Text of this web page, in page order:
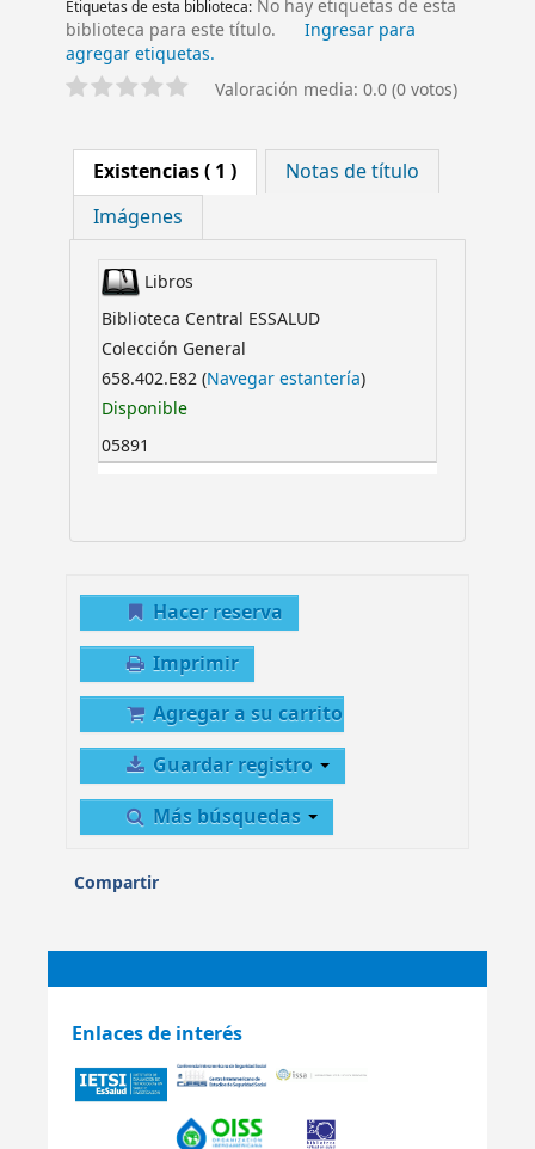
Etiquetas de esta biblioteca: No hay etiquetas de esta
biblioteca para este título.
Ingresar para
agregar etiquetas.
Valoración media: 0.0 (0 votos)
Existencias( 1 )
Notas de título
Imágenes
Libros
Biblioteca Central ESSALUD
Colección General
658.402.E82 (Navegar estantería)
Disponible
05891
Hacer reserva
Imprimir
Agregar a su carrito
Guardar registro
Más búsquedas
Compartir
Enlaces de interés